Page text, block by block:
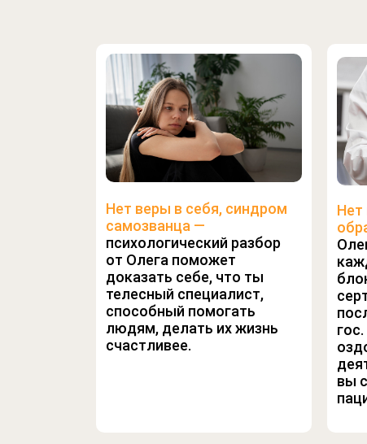
Нет веры в себя, синдром
самозванца —
психологический разбор
от Олега поможет
доказать себе, что ты
телесный специалист,
способный помогать
людям, делать их жизнь
счастливее.
Нет
вы